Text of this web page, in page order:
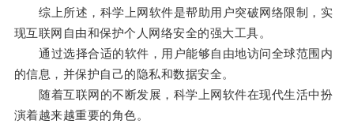
综上所述，科学上网软件是帮助用户突破网络限制，实
现互联网自由和保护个人网络安全的强大工具。
通过选择合适的软件，用户能够自由地访问全球范围内
的信息，并保护自己的隐私和数据安全。
随着互联网的不断发展，科学上网软件在现代生活中扮
演着越来越重要的角色。